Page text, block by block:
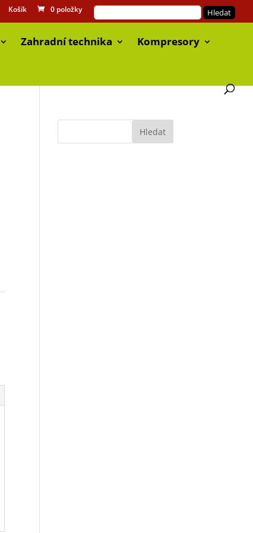
Košík 0 položky
Zahradní technika
Kompresory